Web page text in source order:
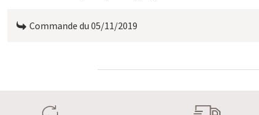
Commande du 05/11/2019